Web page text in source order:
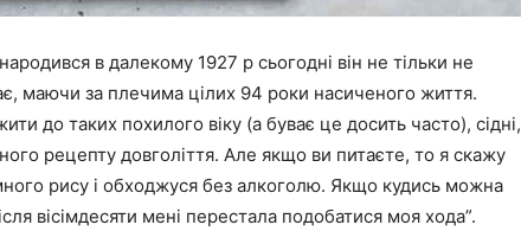
в далекому 1927 р сьогодні він не тільки не
маючи за плечима цілих 94 роки насиченого життя.
до таких похилого віку (а буває це досить часто), сідні,
рецепту довголіття. Але якщо ви питаєте, то я скажу
рису і обходжуся без алкоголю. Якщо кудись можна
вісімдесяти мені перестала подобатися моя хода”.